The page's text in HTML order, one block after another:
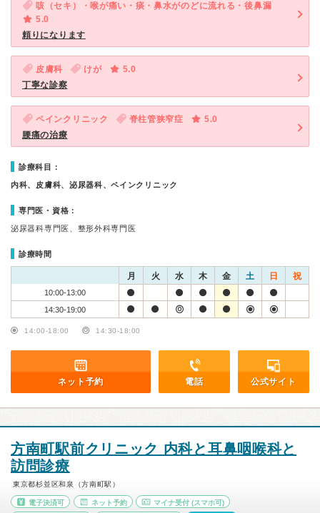
咳（セキ）・喉が痛い・痰・鼻水がのどに流れる・後鼻漏
5.0
頼りになります
皮膚科 けが
5.0
丁寧な診察
ペインクリニック 脊柱管狭窄症
5.0
腰痛の治療
診療科目：
内科、皮膚科、泌尿器科、ペインクリニック
専門医・資格：
泌尿器科専門医、整形外科専門医
診療時間
月 火 水 木 金 土 日 祝
10:00-13:00
14:30-19:00
14:00-18:00 14:30-18:00
ネット予約 電話 公式サイト
方南町駅前クリニック 内科と耳鼻咽喉科と
訪問診療
東京都杉並区和泉（方南町駅）
電子決済可 ネット予約 マイナ受付 (スマホ可)